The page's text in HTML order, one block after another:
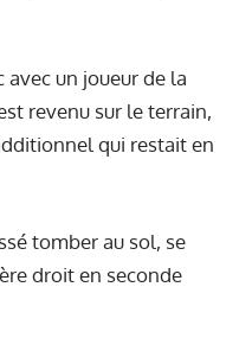
un joueur de la
revenu sur le terrain,
qui restait en
tomber au sol, se
droit en seconde